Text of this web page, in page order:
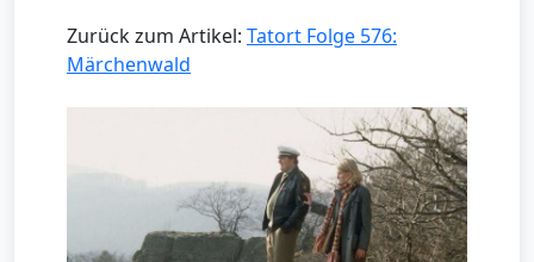
Zurück zum Artikel: Tatort Folge 576:
Märchenwald